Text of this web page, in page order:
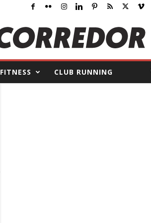
FITNESS CLUB RUNNING